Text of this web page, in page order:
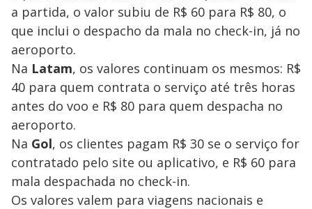
a partida, o valor subiu de R$ 60 para R$ 80, o
que inclui o despacho da mala no check-in, já no
aeroporto.
Na Latam, os valores continuam os mesmos: R$
40 para quem contrata o serviço até três horas
antes do voo e R$ 80 para quem despacha no
aeroporto.
Na Gol, os clientes pagam R$ 30 se o serviço for
contratado pelo site ou aplicativo, e R$ 60 para
mala despachada no check-in.
Os valores valem para viagens nacionais e